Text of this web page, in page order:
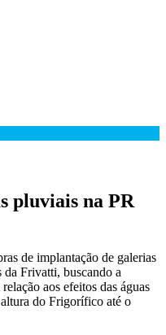
pluviais na PR
de implantação de galerias
Frivatti, buscando a
aos efeitos das águas
do Frigorífico até o